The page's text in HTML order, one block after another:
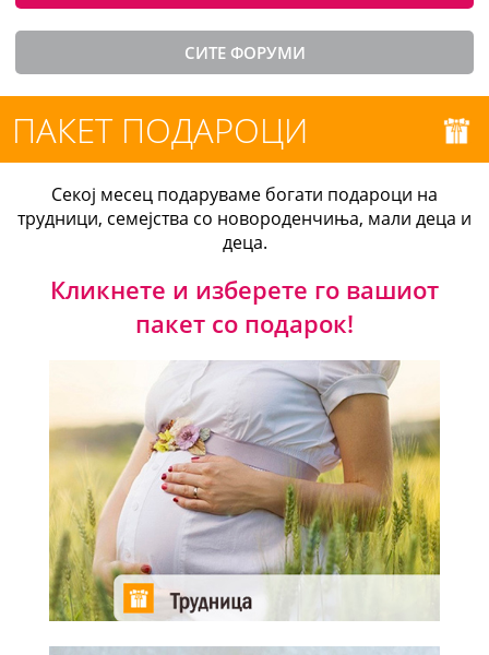
СИТЕ ФОРУМИ
ПАКЕТ ПОДАРОЦИ
Секој месец подаруваме богати подароци на
трудници, семејства со новороденчиња, мали деца и
деца.
Кликнете и изберете го вашиот
пакет со подарок!